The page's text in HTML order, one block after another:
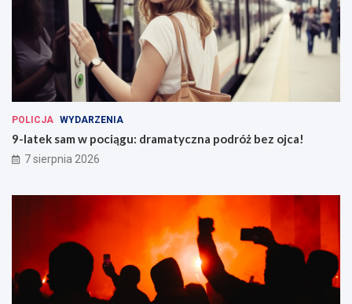
POLICJA WYDARZENIA
9-latek sam w pociągu: dramatyczna podróż bez ojca!
7 sierpnia 2026